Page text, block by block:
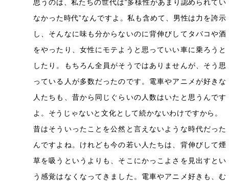
思うのは、私たちの世代は“多様性があまり認められてい
なかった時代”なんですよ。私も含めて、男性は力を誇示
し、そんなに味も分からないのに背伸びしてタバコや酒
をやったり、女性にモテようと思っていい車に乗ろうと
したり。もちろん全員がそうではありませんが、そう思
っている人が多数だったのです。電車やアニメが好きな
人たちも、昔から同じぐらいの人数はいたと思うんです
よ。そうじゃないと文化として続かないわけですから。
昔はそういったことを公然と言えないような時代だった
んですよね。けれども今の若い人たちは、背伸びして煙
草を吸うというよりも、そこにかっこよさを見出すとい
う感覚はなくなってきました。電車やアニメ好きも、む